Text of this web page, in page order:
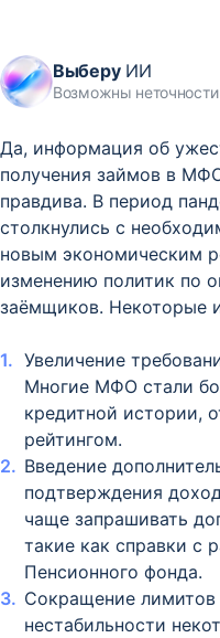
ВыберуИИ
Возможны неточности
Да, информация об
получения займов в
правдива. В период
столкнулись с
новым экономическим
изменению политик по
заёмщиков. Некоторые
Увеличение
Многие МФО стали
кредитной истории,
рейтингом.
Введение
подтверждения
чаще запрашивать
такие как справки с
Пенсионного фонда.
Сокращение лимитов
нестабильности